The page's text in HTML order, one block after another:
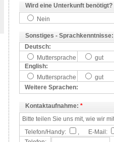
Wird eine Unterkunft benötigt?
Nein
Sonstiges - Sprachkenntnisse:
Deutsch:
Muttersprache
gut
English:
Muttersprache
gut
Weitere Sprachen:
Kontaktaufnahme: *
Bitte teilen Sie uns mit, wie wir
Telefon/Handy:
,
E-Mail: